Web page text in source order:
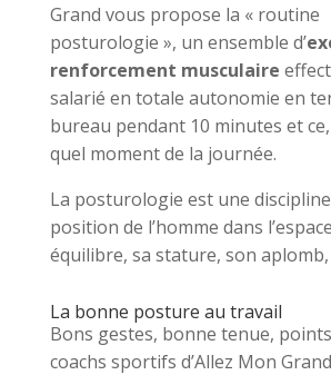
Grand vous propose la « routine
posturologie », un ensemble d’
renforcement musculaire
salarié en totale autonomie en
bureau pendant 10 minutes et
quel moment de la journée.
La posturologie est une
position de l’homme dans
équilibre, sa stature, son
La bonne posture au travail
Bons gestes, bonne tenue, points
coachs sportifs d’Allez Mon